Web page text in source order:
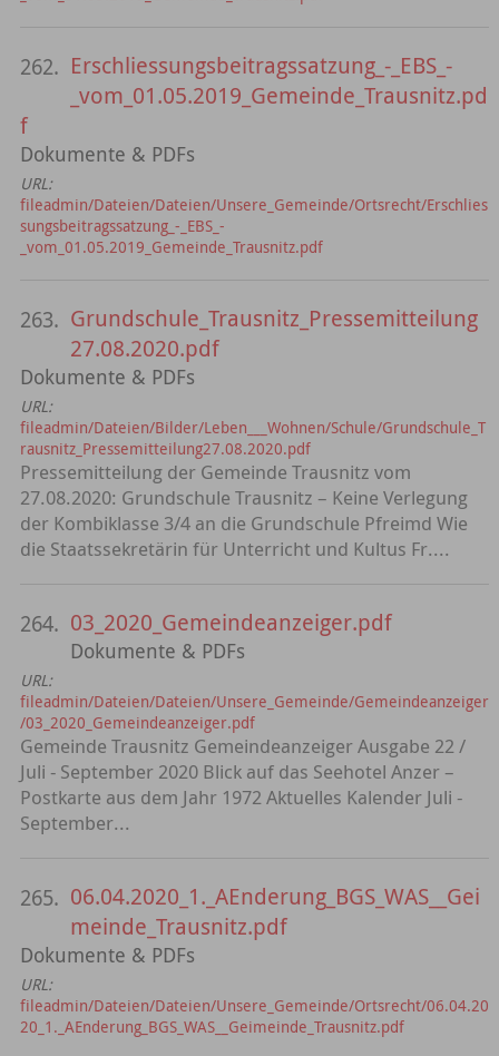
262. Erschliessungsbeitragssatzung_-_EBS_-
_vom_01.05.2019_Gemeinde_Trausnitz.pd
f
Dokumente & PDFs
URL:
fileadmin/Dateien/Dateien/Unsere_Gemeinde/Ortsrecht/Erschlies
sungsbeitragssatzung_-_EBS_-
_vom_01.05.2019_Gemeinde_Trausnitz.pdf
263. Grundschule_Trausnitz_Pressemitteilung
27.08.2020.pdf
Dokumente & PDFs
URL:
fileadmin/Dateien/Bilder/Leben___Wohnen/Schule/Grundschule_T
rausnitz_Pressemitteilung27.08.2020.pdf
Pressemitteilung der Gemeinde Trausnitz vom
27.08.2020: Grundschule Trausnitz – Keine Verlegung
der Kombiklasse 3/4 an die Grundschule Pfreimd Wie
die Staatssekretärin für Unterricht und Kultus Fr....
264. 03_2020_Gemeindeanzeiger.pdf
Dokumente & PDFs
URL:
fileadmin/Dateien/Dateien/Unsere_Gemeinde/Gemeindeanzeiger
/03_2020_Gemeindeanzeiger.pdf
Gemeinde Trausnitz Gemeindeanzeiger Ausgabe 22 /
Juli - September 2020 Blick auf das Seehotel Anzer –
Postkarte aus dem Jahr 1972 Aktuelles Kalender Juli -
September...
265. 06.04.2020_1._AEnderung_BGS_WAS__Gei
meinde_Trausnitz.pdf
Dokumente & PDFs
URL:
fileadmin/Dateien/Dateien/Unsere_Gemeinde/Ortsrecht/06.04.20
20_1._AEnderung_BGS_WAS__Geimeinde_Trausnitz.pdf